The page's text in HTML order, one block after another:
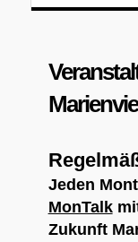
Jeden
MonTalk
Zukunft